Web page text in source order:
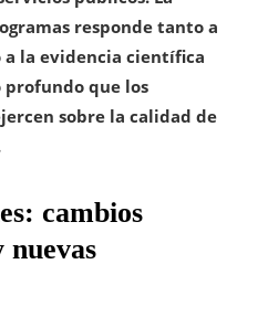
responde tanto a
a la evidencia científica
que los
sobre la calidad de
cambios
nuevas